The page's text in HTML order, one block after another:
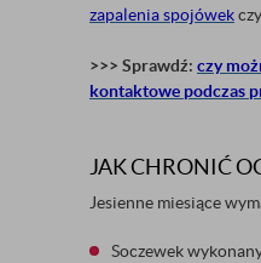
zapalenia spojówek
>>> Sprawdź: czy
kontaktowe podczas
JAK CHRONIĆ
Jesienne miesiące
Soczewek